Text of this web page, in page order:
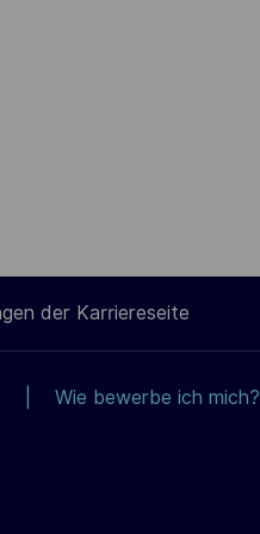
der Karriereseite
Wie bewerbe ich mich?